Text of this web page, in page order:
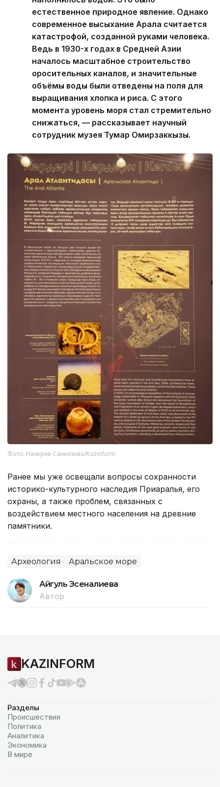
естественное природное явление. Однако
современное высыхание Арала считается
катастрофой, созданной руками человека.
Ведь в 1930-х годах в Средней Азии
началось масштабное строительство
оросительных каналов, и значительные
объёмы воды были отведены на поля для
выращивания хлопка и риса. С этого
момента уровень моря стал стремительно
снижаться, — рассказывает научный
сотрудник музея Тумар Омирзаккызы.
Фото: Назерке Саниязова/Kazinform
Ранее мы уже освещали вопросы сохранности
историко-культурного наследия Приаралья, его
охраны, а также проблем, связанных с
воздействием местного населения на древние
памятники.
Археология Аральское море
Айгуль Эсеналиева
Автор
KAZINFORM
Разделы
Происшествия
Политика
Аналитика
Экономика
В мире